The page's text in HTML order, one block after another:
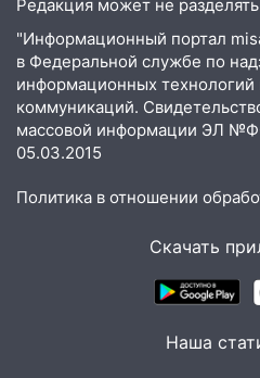
большой фестиваль
17:30 Где есть
августа после
17:05 «Обыск» по
Ульяновске
16:12
Едва не
знакомым
перевернулась на
Редакция может не
"Информационный портал
в Федеральной службе по
информационных технологий
коммуникаций.
массовой информации ЭЛ
05.03.2015
Политика в отношении
Скачать
Наша